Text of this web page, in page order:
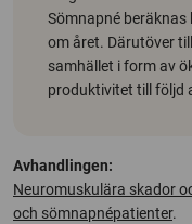
Sömnapné
om året. Därutöver
samhället i form av
produktivitet till följd
Avhandlingen:
Neuromuskulära skador
och sömnapnépatienter.